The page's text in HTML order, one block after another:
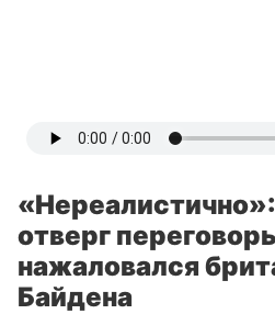
отверг
нажаловался
Байдена